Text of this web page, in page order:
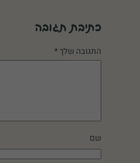
כתיבת תגובה
התגובה שלך*
שם